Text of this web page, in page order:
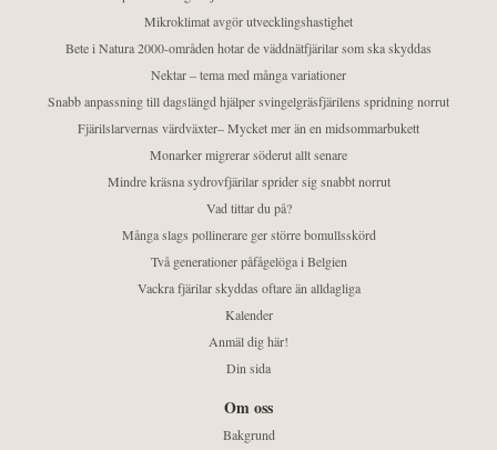
Mikroklimat avgör utvecklingshastighet
Bete i Natura 2000-områden hotar de väddnätfjärilar som ska skyddas
Nektar – tema med många variationer
Snabb anpassning till dagslängd hjälper svingelgräsfjärilens spridning norrut
Fjärilslarvernas värdväxter– Mycket mer än en midsommarbukett
Monarker migrerar söderut allt senare
Mindre kräsna sydrovfjärilar sprider sig snabbt norrut
Vad tittar du på?
Många slags pollinerare ger större bomullsskörd
Två generationer påfågelöga i Belgien
Vackra fjärilar skyddas oftare än alldagliga
Kalender
Anmäl dig här!
Din sida
Om oss
Bakgrund